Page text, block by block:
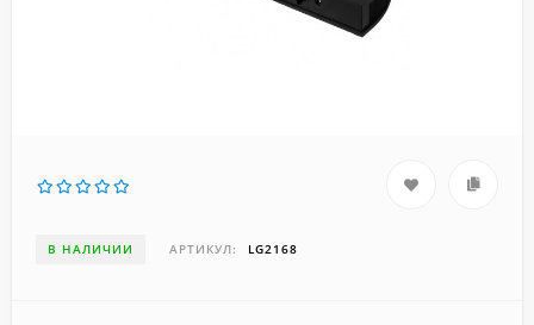
В НАЛИЧИИ АРТИКУЛ: LG2168